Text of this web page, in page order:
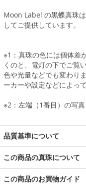
Moon Label の黒蝶真珠
してご提供しています。
※1：真珠の色には個体差
くのと、電灯の下でご覧
色や光量などでも変わり
ーカーや設定などによっ
※2：左端（1番目）の写
品質基準について
この商品の真珠について
この商品のお買物ガイド